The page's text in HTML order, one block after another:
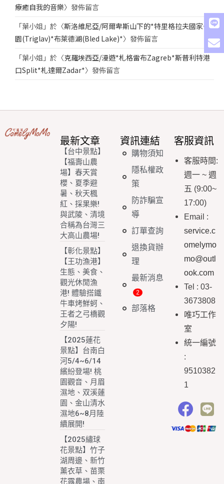
療癒自我的音樂〉發佈留言
「葉小姐 」於〈斯洛維尼亞/阿爾卑斯山下的*特里格拉夫國家公
園(Triglav)*布萊德湖(Bled Lake)*〉發佈留言
「葉小姐 」於〈克羅埃西亞/漫遊*札格雷布Zagreb*斯普利特港
口Split*札達爾Zadar*〉發佈留言
最新文章
【台中景點】
【福壽山農
場】春天賞
櫻、夏季避
暑、秋天楓
紅、採果樂!
與武陵、清境
合稱為台灣三
大高山農場!
【彰化景點】
【王功漁港】
生態、美食、
觀光休閒漁
港! 體驗搭鐵
牛車烤鮮蚵、
王者之弓橋觀
夕陽!
【2025蓮花
景點】台南白
河5/4~6/14
繽紛登場! 桃
園觀音、月眉
濕地、双溪蓮
園、金山清水
濕地6~8月陸
續展開!
【2025繡球
花景點】竹子
湖周邊、新竹
薰衣草、苗栗
花露農場、南
資訊連結
購物須知
隱私權政
策
防詐騙宣
導
訂單查詢
退換貨辦
理
最新消息
部落格
客服資訊
客服時間:
週一 ~ 週
五 (9:00~
17:00)
Email :
service.c
omelymo
mo@outl
ook.com
Tel : 03-
3673808
唯巧工作
室
統一編號
:
9510382
1